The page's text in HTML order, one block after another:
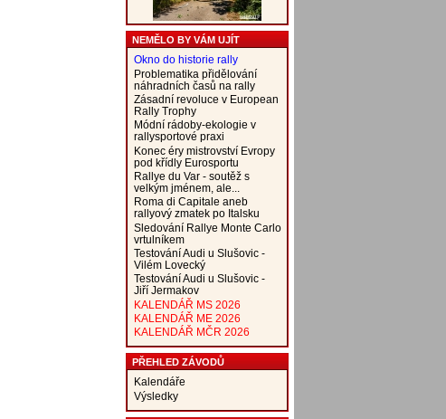
NEMĚLO BY VÁM UJÍT
Okno do historie rally
Problematika přidělování
náhradních časů na rally
Zásadní revoluce v European
Rally Trophy
Módní rádoby-ekologie v
rallysportové praxi
Konec éry mistrovství Evropy
pod křídly Eurosportu
Rallye du Var - soutěž s
velkým jménem, ale...
Roma di Capitale aneb
rallyový zmatek po Italsku
Sledování Rallye Monte Carlo
vrtulníkem
Testování Audi u Slušovic -
Vilém Lovecký
Testování Audi u Slušovic -
Jiří Jermakov
KALENDÁŘ MS 2026
KALENDÁŘ ME 2026
KALENDÁŘ MČR 2026
PŘEHLED ZÁVODŮ
Kalendáře
Výsledky